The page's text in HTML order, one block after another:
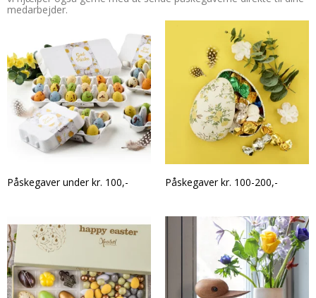
medarbejder.
Påskegaver under kr. 100,- Påskegaver kr. 100-200,-